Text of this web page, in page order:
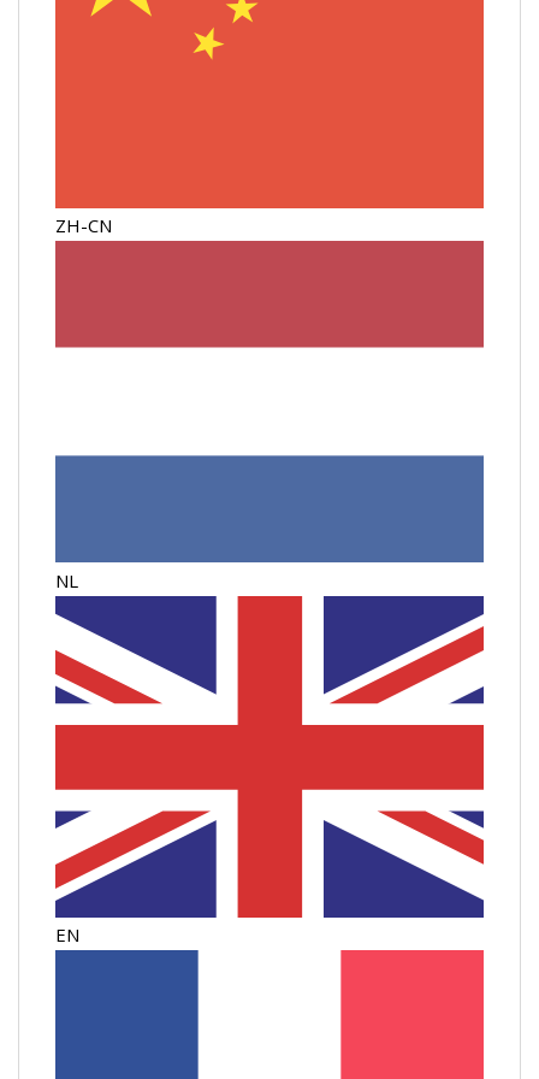
ZH-CN
NL
EN